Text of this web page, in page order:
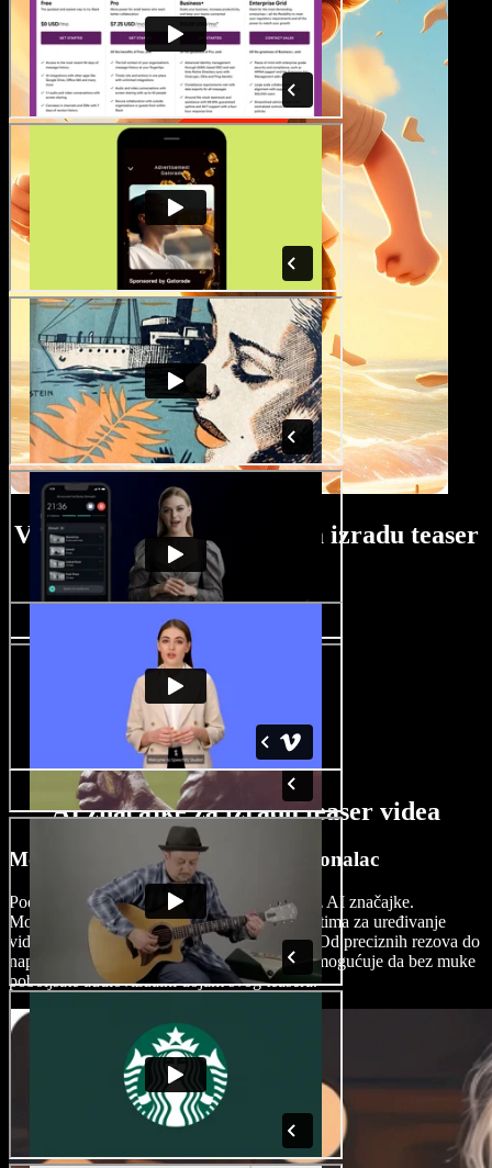
Vodič za korištenje alata za izradu teaser
videa
AI značajke za izradu teaser videa
Montirajte teaser videe kao profesionalac
Podignite svoje teaser videe na višu razinu uz AI značajke.
Montirajte kao profesionalac s naprednim alatima za uređivanje
videa koji pojednostavljuju složene procese. Od preciznih rezova do
naprednih prijelaza, Speechify Studio vam omogućuje da bez muke
poboljšate audiovizualni dojam svog teasera.